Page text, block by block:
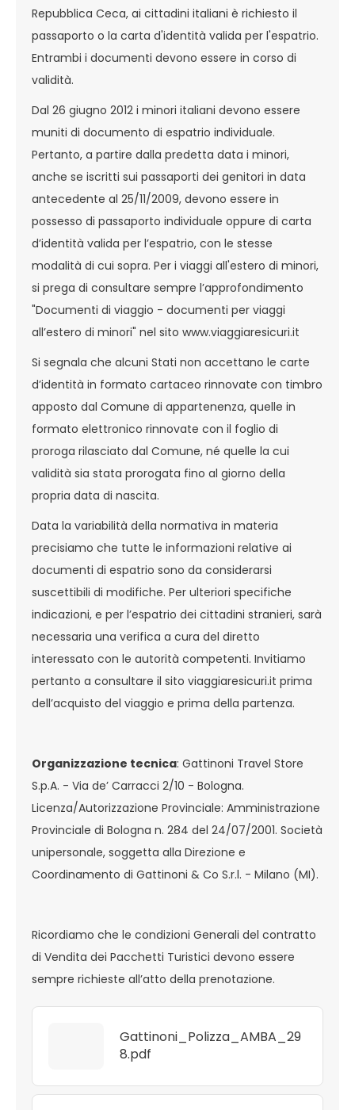
Repubblica Ceca, ai cittadini italiani è richiesto il
passaporto o la carta d'identità valida per l'espatrio.
Entrambi i documenti devono essere in corso di
validità.
Dal 26 giugno 2012 i minori italiani devono essere
muniti di documento di espatrio individuale.
Pertanto, a partire dalla predetta data i minori,
anche se iscritti sui passaporti dei genitori in data
antecedente al 25/11/2009, devono essere in
possesso di passaporto individuale oppure di carta
d’identità valida per l’espatrio, con le stesse
modalità di cui sopra. Per i viaggi all'estero di minori,
si prega di consultare sempre l’approfondimento
"Documenti di viaggio - documenti per viaggi
all’estero di minori" nel sito www.viaggiaresicuri.it
Si segnala che alcuni Stati non accettano le carte
d’identità in formato cartaceo rinnovate con timbro
apposto dal Comune di appartenenza, quelle in
formato elettronico rinnovate con il foglio di
proroga rilasciato dal Comune, né quelle la cui
validità sia stata prorogata fino al giorno della
propria data di nascita.
Data la variabilità della normativa in materia
precisiamo che tutte le informazioni relative ai
documenti di espatrio sono da considerarsi
suscettibili di modifiche. Per ulteriori specifiche
indicazioni, e per l’espatrio dei cittadini stranieri, sarà
necessaria una verifica a cura del diretto
interessato con le autorità competenti. Invitiamo
pertanto a consultare il sito viaggiaresicuri.it prima
dell’acquisto del viaggio e prima della partenza.
Organizzazione tecnica: Gattinoni Travel Store
S.p.A. - Via de’ Carracci 2/10 - Bologna.
Licenza/Autorizzazione Provinciale: Amministrazione
Provinciale di Bologna n. 284 del 24/07/2001. Società
unipersonale, soggetta alla Direzione e
Coordinamento di Gattinoni & Co S.r.l. - Milano (MI).
Ricordiamo che le condizioni Generali del contratto
di Vendita dei Pacchetti Turistici devono essere
sempre richieste all’atto della prenotazione.
Gattinoni_Polizza_AMBA_29
8.pdf